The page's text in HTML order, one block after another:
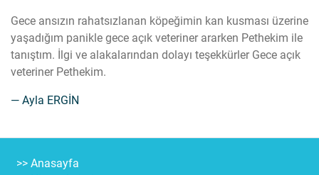
Gece ansızın rahatsızlanan köpeğimin kan kusması üzerine
yaşadığım panikle gece açık veteriner ararken Pethekim ile
tanıştım. İlgi ve alakalarından dolayı teşekkürler Gece açık
veteriner Pethekim.
— Ayla ERGİN
>> Anasayfa